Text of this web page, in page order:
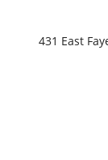
431 East